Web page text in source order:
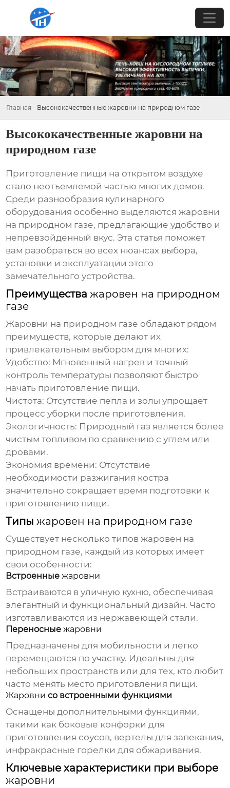
Главная - Высококачественные жаровни на природном газе
Высококачественные жаровни на
природном газе
Приготовление пищи на открытом воздухе
стало неотъемлемой частью многих домов.
Среди разнообразия кулинарного
оборудования особенно выделяютсяжаровни
на природном газе, предлагающие удобство и
непревзойденный вкус. Эта статья поможет
вам разобраться во всех нюансах выбора,
установки и эксплуатации этого
замечательного устройства.
Преимуществажаровен на природном
газе
Жаровни на природном газе обладают рядом
преимуществ, которые делают их
привлекательным выбором для многих:
Удобство: Мгновенный нагрев и точный
контроль температуры позволяют быстро
начать приготовление пищи.
Чистота: Отсутствие пепла и золы упрощает
процесс уборки после приготовления.
Экологичность: Природный газ является более
чистым топливом по сравнению с углем или
дровами.
Экономия времени: Отсутствие
необходимости разжигания костра
значительно сокращает время подготовки к
приготовлению пищи.
Типыжаровен на природном газе
Существует несколько типовжаровен на
природном газе, каждый из которых имеет
свои особенности:
Встроенныежаровни
Встраиваются в уличную кухню, обеспечивая
элегантный и функциональный дизайн. Часто
изготавливаются из нержавеющей стали.
Переносныежаровни
Предназначены для мобильности и легко
перемещаются по участку. Идеальны для
небольших пространств или для тех, кто любит
часто менять место приготовления пищи.
Жаровни со встроенными функциями
Оснащены дополнительными функциями,
такими как боковые конфорки для
приготовления соусов, вертелы для запекания,
инфракрасные горелки для обжаривания.
Ключевые характеристики при выборе
жаровни